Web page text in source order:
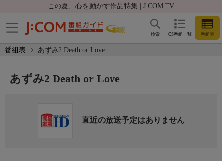
この夏、心を動かす作品特集 | J:COM TV
CS番組一覧 番組表
検索
番組表 あずみ2 Death or Love
あずみ2 Death or Love
直近の放送予定はありません